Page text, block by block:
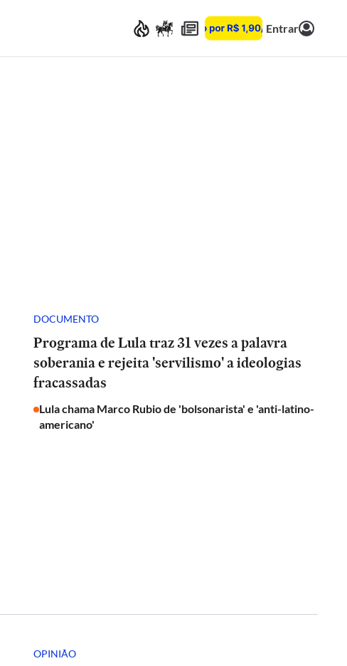
Entrar
DOCUMENTO
Programa de Lula traz 31 vezes a palavra
soberania e rejeita 'servilismo' a ideologias
fracassadas
Lula chama Marco Rubio de 'bolsonarista' e 'anti-latino-
americano'
OPINIÃO